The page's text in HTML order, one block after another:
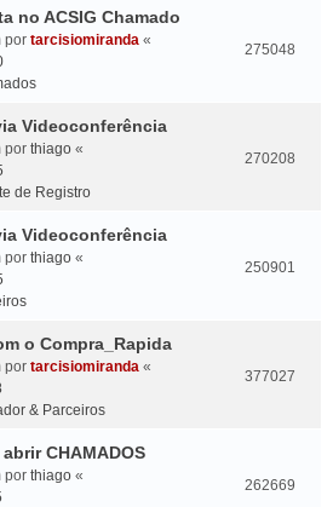
no ACSIG Chamado
por tarcisiomiranda «
275048
Videoconferência
por thiago «
de Registro
270208
Videoconferência
por thiago «
250901
o Compra_Rapida
por tarcisiomiranda «
& Parceiros
377027
CHAMADOS
por thiago «
262669